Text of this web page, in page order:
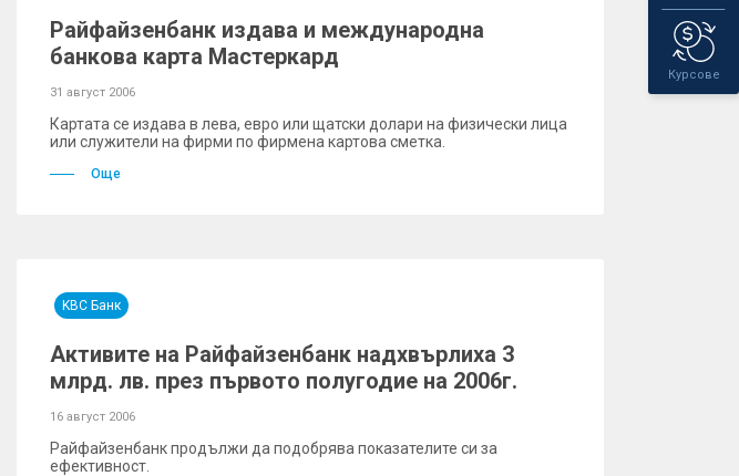
Курсове
Райфайзенбанк издава и международна
банкова карта Мастеркард
31 август 2006
Картата се издава в лева, евро или щатски долари на физически лица
или служители на фирми по фирмена картова сметка.
Още
KBC Банк
Активите на Райфайзенбанк надхвърлиха 3
млрд. лв. през първото полугодие на 2006г.
16 август 2006
Райфайзенбанк продължи да подобрява показателите си за
ефективност.